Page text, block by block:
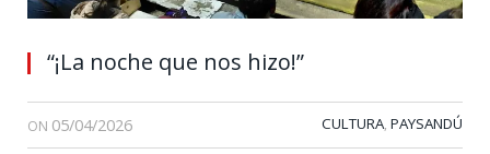
“¡La noche que nos hizo!”
ON 05/04/2026 CULTURA, PAYSANDÚ